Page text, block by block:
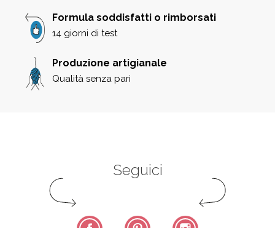
Formula soddisfatti o rimborsati
14 giorni di test
Produzione artigianale
Qualità senza pari
Seguici
Facebook Pinterest